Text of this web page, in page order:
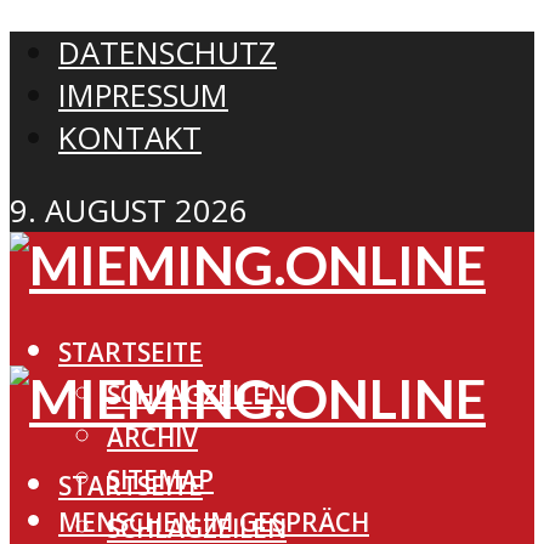
DATENSCHUTZ
IMPRESSUM
KONTAKT
9. AUGUST 2026
STARTSEITE
SCHLAGZEILEN
ARCHIV
SITEMAP
MENSCHEN IM GESPRÄCH
STARTSEITE
SCHLAGZEILEN